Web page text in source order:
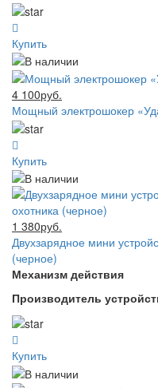
Купить
4 100руб.
Мощный электрошокер
Купить
1 380руб.
Двухзарядное мини
(черное)
Механизм действия
Производитель
Купить